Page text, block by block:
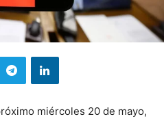
miércoles 20 de mayo,